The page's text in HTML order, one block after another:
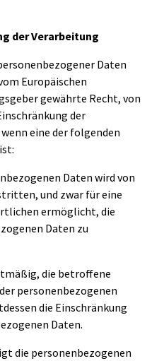
der Verarbeitung
Daten
Europäischen
gewährte Recht, von
der
eine der folgenden
Daten wird von
und zwar für eine
ermöglicht, die
Daten zu
die betroffene
personenbezogenen
die Einschränkung
Daten.
die personenbezogenen